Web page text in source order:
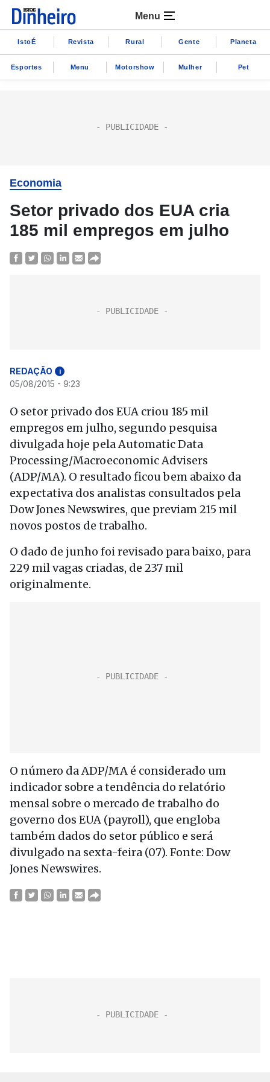
Menu
IstoÉ Revista Rural Gente Planeta
Esportes Menu Motorshow Mulher Pet
Economia
Setor privado dos EUA cria
185 mil empregos em julho
REDAÇÃO i
05/08/2015 - 9:23
O setor privado dos EUA criou 185 mil
empregos em julho, segundo pesquisa
divulgada hoje pela Automatic Data
Processing/Macroeconomic Advisers
(ADP/MA). O resultado ficou bem abaixo da
expectativa dos analistas consultados pela
Dow Jones Newswires, que previam 215 mil
novos postos de trabalho.
O dado de junho foi revisado para baixo, para
229 mil vagas criadas, de 237 mil
originalmente.
O número da ADP/MA é considerado um
indicador sobre a tendência do relatório
mensal sobre o mercado de trabalho do
governo dos EUA (payroll), que engloba
também dados do setor público e será
divulgado na sexta-feira (07). Fonte: Dow
Jones Newswires.